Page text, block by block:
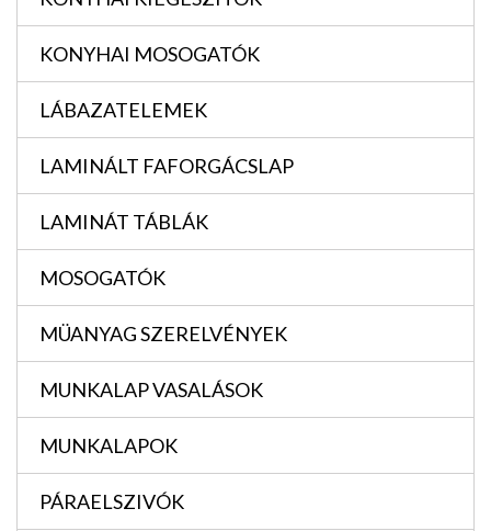
KONYHAI MOSOGATÓK
LÁBAZATELEMEK
LAMINÁLT FAFORGÁCSLAP
LAMINÁT TÁBLÁK
MOSOGATÓK
MÜANYAG SZERELVÉNYEK
MUNKALAP VASALÁSOK
MUNKALAPOK
PÁRAELSZIVÓK